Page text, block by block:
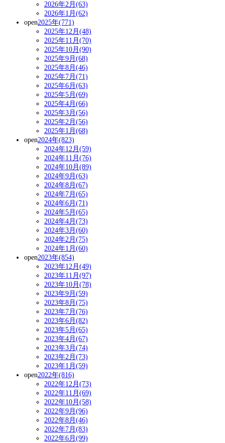
2026年2月(63)
2026年1月(62)
open2025年(771)
2025年12月(48)
2025年11月(70)
2025年10月(90)
2025年9月(68)
2025年8月(46)
2025年7月(71)
2025年6月(63)
2025年5月(69)
2025年4月(66)
2025年3月(56)
2025年2月(56)
2025年1月(68)
open2024年(823)
2024年12月(59)
2024年11月(76)
2024年10月(89)
2024年9月(63)
2024年8月(67)
2024年7月(65)
2024年6月(71)
2024年5月(65)
2024年4月(73)
2024年3月(60)
2024年2月(75)
2024年1月(60)
open2023年(854)
2023年12月(49)
2023年11月(97)
2023年10月(78)
2023年9月(59)
2023年8月(75)
2023年7月(76)
2023年6月(82)
2023年5月(65)
2023年4月(67)
2023年3月(74)
2023年2月(73)
2023年1月(59)
open2022年(816)
2022年12月(73)
2022年11月(69)
2022年10月(58)
2022年9月(96)
2022年8月(46)
2022年7月(83)
2022年6月(99)